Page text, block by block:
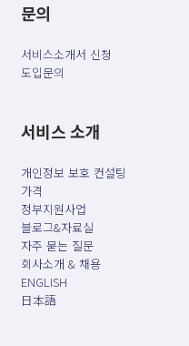
문의
서비스소개서 신청
도입문의
서비스 소개
개인정보 보호 컨설팅
가격
정부지원사업
블로그&자료실
자주 묻는 질문
회사소개 & 채용
ENGLISH
日本語